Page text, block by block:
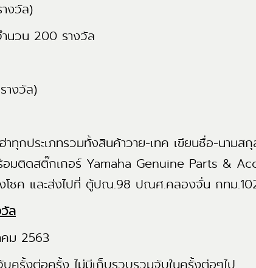
งวัล)
วน 200 รางวัล
างวัล)
าทุกประเภทรวมทั้งสินค้าวาย-เทค เขียนชื่อ-นาม
มติดสติ๊กเกอร์ Yamaha Genuine Parts &
โชค และส่งไปที่ ตู้ปณ.98 ปณศ.คลองจั่น กทม
ล
คม 2563
ครั้งต่อครั้ง ไม่มีเก็บรวบรวมจับในครั้งต่อๆไป